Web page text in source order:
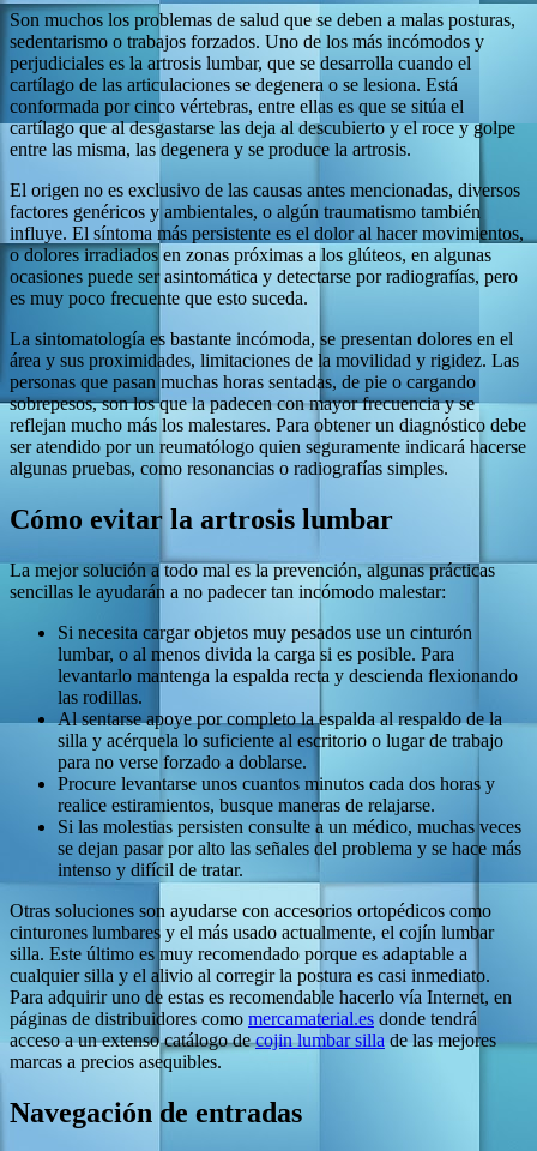
Son muchos los problemas de salud que se deben a malas posturas,
sedentarismo o trabajos forzados. Uno de los más incómodos y
perjudiciales es la artrosis lumbar, que se desarrolla cuando el
cartílago de las articulaciones se degenera o se lesiona. Está
conformada por cinco vértebras, entre ellas es que se sitúa el
cartílago que al desgastarse las deja al descubierto y el roce y golpe
entre las misma, las degenera y se produce la artrosis.
El origen no es exclusivo de las causas antes mencionadas, diversos
factores genéricos y ambientales, o algún traumatismo también
influye. El síntoma más persistente es el dolor al hacer movimientos,
o dolores irradiados en zonas próximas a los glúteos, en algunas
ocasiones puede ser asintomática y detectarse por radiografías, pero
es muy poco frecuente que esto suceda.
La sintomatología es bastante incómoda, se presentan dolores en el
área y sus proximidades, limitaciones de la movilidad y rigidez. Las
personas que pasan muchas horas sentadas, de pie o cargando
sobrepesos, son los que la padecen con mayor frecuencia y se
reflejan mucho más los malestares. Para obtener un diagnóstico debe
ser atendido por un reumatólogo quien seguramente indicará hacerse
algunas pruebas, como resonancias o radiografías simples.
Cómo evitar la artrosis lumbar
La mejor solución a todo mal es la prevención, algunas prácticas
sencillas le ayudarán a no padecer tan incómodo malestar:
Si necesita cargar objetos muy pesados use un cinturón
lumbar, o al menos divida la carga si es posible. Para
levantarlo mantenga la espalda recta y descienda flexionando
las rodillas.
Al sentarse apoye por completo la espalda al respaldo de la
silla y acérquela lo suficiente al escritorio o lugar de trabajo
para no verse forzado a doblarse.
Procure levantarse unos cuantos minutos cada dos horas y
realice estiramientos, busque maneras de relajarse.
Si las molestias persisten consulte a un médico, muchas veces
se dejan pasar por alto las señales del problema y se hace más
intenso y difícil de tratar.
Otras soluciones son ayudarse con accesorios ortopédicos como
cinturones lumbares y el más usado actualmente, el cojín lumbar
silla. Este último es muy recomendado porque es adaptable a
cualquier silla y el alivio al corregir la postura es casi inmediato.
Para adquirir uno de estas es recomendable hacerlo vía Internet, en
páginas de distribuidores como mercamaterial.es donde tendrá
acceso a un extenso catálogo decojin lumbar silla de las mejores
marcas a precios asequibles.
Navegación de entradas